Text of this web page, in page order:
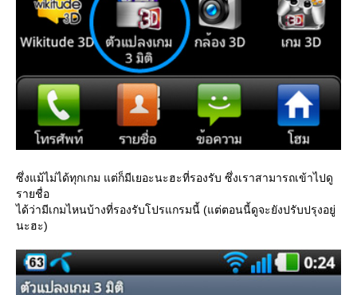
ซึ่งแม้ไม่ได้ทุกเกม แต่ก็มีเยอะนะฮะที่รองรับ ซึ่งเราสามารถเข้าไปดู
รายชื่อ
ได้ว่ามีเกมไหนบ้างที่รองรับโปรแกรมนี้ (แต่ตอนนี้ดูจะยังปรับปรุงอยู่
นะฮะ)